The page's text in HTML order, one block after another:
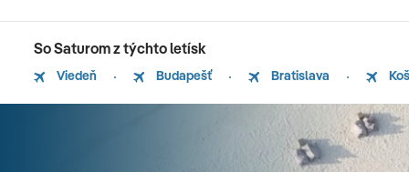
So Saturom z týchto letísk
Viedeň Budapešť Bratislava